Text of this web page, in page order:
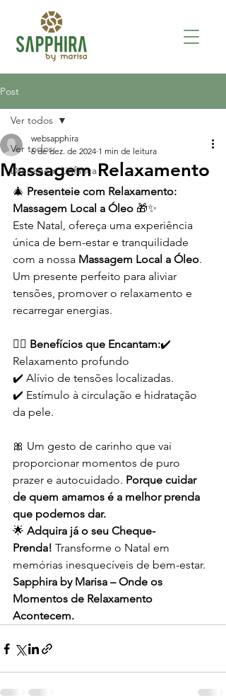
Post
Ver todos
Drenagem Linfática
Ver todos
Massagem Relaxamento
websapphira
6 de dez. de 2024 1 min de leitura
🎄 Presenteie com Relaxamento:
Massagem Local a Óleo 🎁✨
Este Natal, ofereça uma experiência
única de bem-estar e tranquilidade
com a nossa Massagem Local a Óleo.
Um presente perfeito para aliviar
tensões, promover o relaxamento e
recarregar energias.
💆‍♀️ Benefícios que Encantam:✔️
Relaxamento profundo
✔️ Alívio de tensões localizadas.
✔️ Estímulo à circulação e hidratação
da pele.
🎀 Um gesto de carinho que vai
proporcionar momentos de puro
prazer e autocuidado. Porque cuidar
de quem amamos é a melhor prenda
que podemos dar.
🌟 Adquira já o seu Cheque-
Prenda! Transforme o Natal em
memórias inesquecíveis de bem-estar.
Sapphira by Marisa – Onde os
Momentos de Relaxamento
Acontecem.